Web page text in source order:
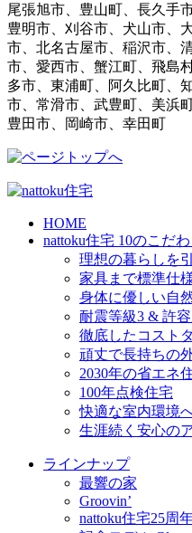
尾張旭市、豊山町、長久手
豊明市、刈谷市、犬山市、
市、北名古屋市、稲沢市、
市、愛西市、蟹江町、飛島
多市、東浦町、阿久比町、
市、常滑市、武豊町、美浜
豊田市、岡崎市、幸田町
HOME
nattoku住宅 10のこだわ
理想の暮らしを
家具まで標準仕
身体に優しい自
耐震等級3 & 許
徹底したコスト
頑丈で長持ちの
2030年の省エネ
100年点検住宅
快適な室内環境
生涯続く安心の
ラインナップ
最響の家
Groovin’
nattoku住宅25周